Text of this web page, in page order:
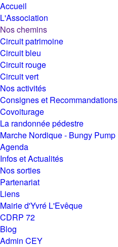
Accueil
L'Association
Nos chemins
Circuit patrimoine
Circuit bleu
Circuit rouge
Circuit vert
Nos activités
Consignes et Recommandations
Covoiturage
La randonnée pédestre
Marche Nordique - Bungy Pump
Agenda
Infos et Actualités
Nos sorties
Partenariat
Liens
Mairie d'Yvré L'Evêque
CDRP 72
Blog
Admin CEY